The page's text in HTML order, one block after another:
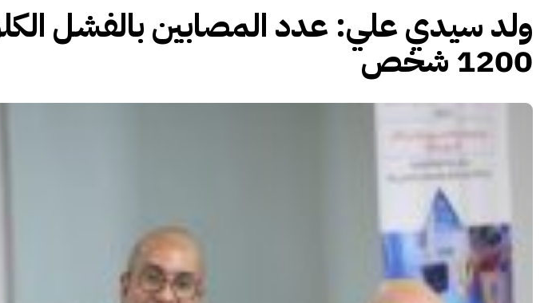
ولد سيدي علي: عدد المصابين بالفشل
1200 شخص